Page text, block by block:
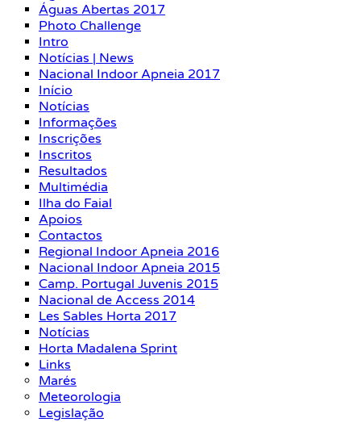
Águas Abertas 2017
Photo Challenge
Intro
Notícias | News
Nacional Indoor Apneia 2017
Início
Notícias
Informações
Inscrições
Inscritos
Resultados
Multimédia
Ilha do Faial
Apoios
Contactos
Regional Indoor Apneia 2016
Nacional Indoor Apneia 2015
Camp. Portugal Juvenis 2015
Nacional de Access 2014
Les Sables Horta 2017
Notícias
Horta Madalena Sprint
Links
Marés
Meteorologia
Legislação